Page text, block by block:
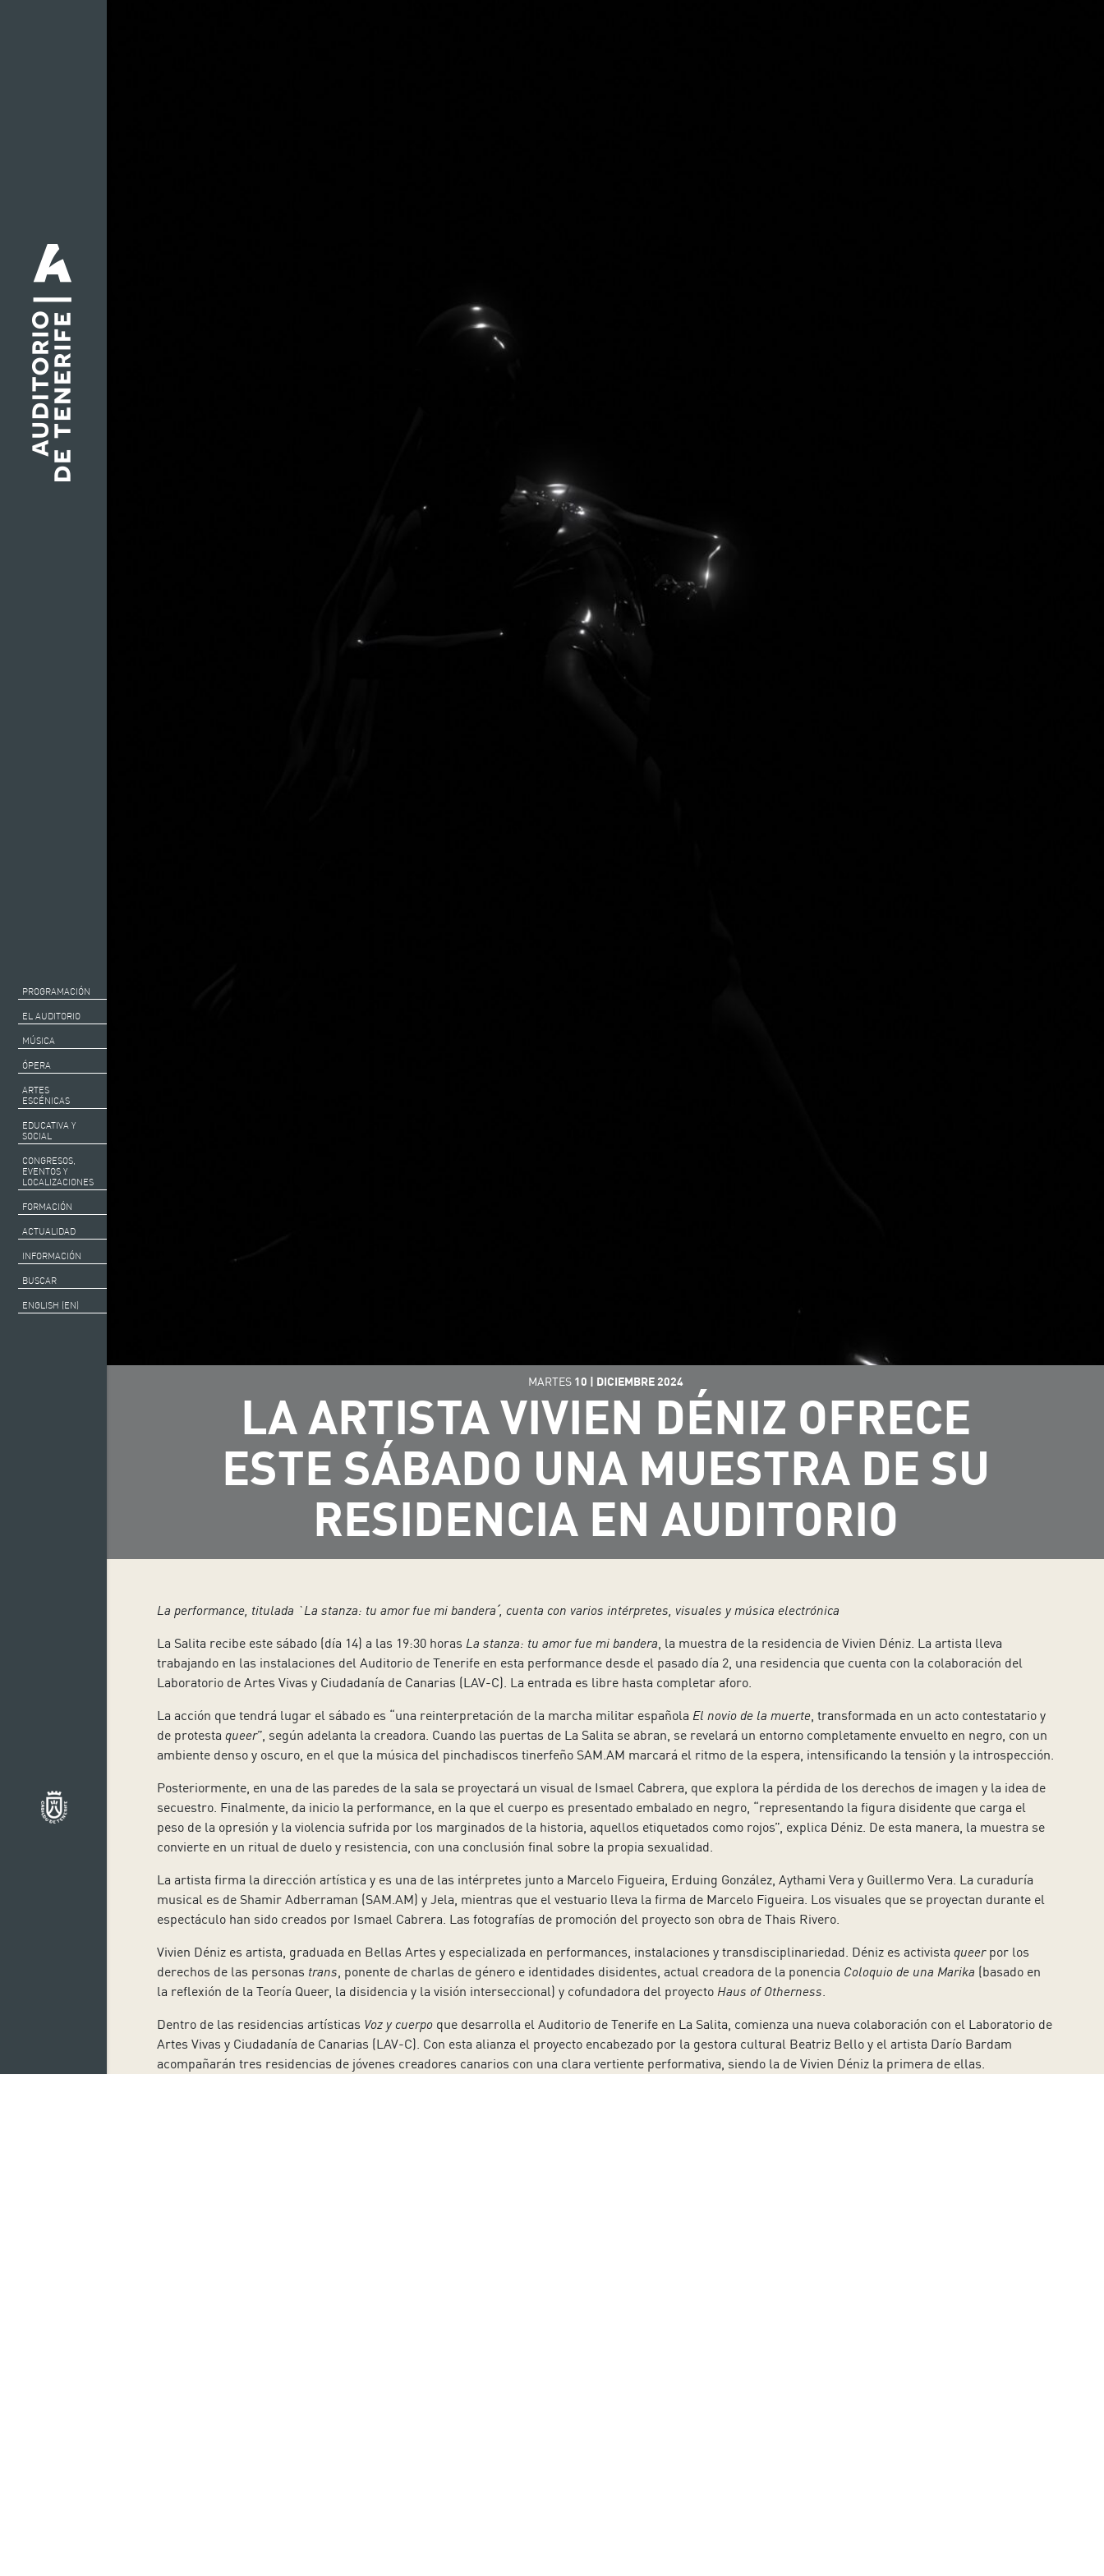
PROGRAMACIÓN
EL AUDITORIO
MÚSICA
ÓPERA
ARTES
ESCÉNICAS
EDUCATIVA Y
SOCIAL
CONGRESOS,
EVENTOS Y
LOCALIZACIONES
FORMACIÓN
ACTUALIDAD
INFORMACIÓN
BUSCAR
ENGLISH (EN)
MARTES 10 | DICIEMBRE 2024
LA ARTISTA VIVIEN DÉNIZ OFRECE
ESTE SÁBADO UNA MUESTRA DE SU
RESIDENCIA EN AUDITORIO
La performance, titulada `La stanza: tu amor fue mi banderaˊ, cuenta con varios intérpretes, visuales y música electrónica
La Salita recibe este sábado (día 14) a las 19:30 horas La stanza: tu amor fue mi bandera , la muestra de la residencia de Vivien Déniz. La artista lleva
trabajando en las instalaciones del Auditorio de Tenerife en esta performance desde el pasado día 2, una residencia que cuenta con la colaboración del
Laboratorio de Artes Vivas y Ciudadanía de Canarias (LAV-C). La entrada es libre hasta completar aforo.
La acción que tendrá lugar el sábado es “una reinterpretación de la marcha militar española El novio de la muerte, transformada en un acto contestatario y
de protesta queer”, según adelanta la creadora. Cuando las puertas de La Salita se abran, se revelará un entorno completamente envuelto en negro, con un
ambiente denso y oscuro, en el que la música del pinchadiscos tinerfeño SAM.AM marcará el ritmo de la espera, intensificando la tensión y la introspección.
Posteriormente, en una de las paredes de la sala se proyectará un visual de Ismael Cabrera, que explora la pérdida de los derechos de imagen y la idea de
secuestro. Finalmente, da inicio la performance, en la que el cuerpo es presentado embalado en negro, “representando la figura disidente que carga el
peso de la opresión y la violencia sufrida por los marginados de la historia, aquellos etiquetados como rojos”, explica Déniz. De esta manera, la muestra se
convierte en un ritual de duelo y resistencia, con una conclusión final sobre la propia sexualidad.
La artista firma la dirección artística y es una de las intérpretes junto a Marcelo Figueira, Erduing González, Aythami Vera y Guillermo Vera. La curaduría
musical es de Shamir Adberraman (SAM.AM) y Jela, mientras que el vestuario lleva la firma de Marcelo Figueira. Los visuales que se proyectan durante el
espectáculo han sido creados por Ismael Cabrera. Las fotografías de promoción del proyecto son obra de Thais Rivero.
Vivien Déniz es artista, graduada en Bellas Artes y especializada en performances, instalaciones y transdisciplinariedad. Déniz es activista queerpor los
derechos de las personas trans , ponente de charlas de género e identidades disidentes, actual creadora de la ponencia Coloquio de una Marika (basado en
la reflexión de la Teoría Queer, la disidencia y la visión interseccional) y cofundadora del proyecto Haus of Otherness
Dentro de las residencias artísticas Voz y cuerpo que desarrolla el Auditorio de Tenerife en La Salita, comienza una nueva colaboración con el Laboratorio de
Artes Vivas y Ciudadanía de Canarias (LAV-C). Con esta alianza el proyecto encabezado por la gestora cultural Beatriz Bello y el artista Darío Bardam
acompañarán tres residencias de jóvenes creadores canarios con una clara vertiente performativa, siendo la de Vivien Déniz la primera de ellas.